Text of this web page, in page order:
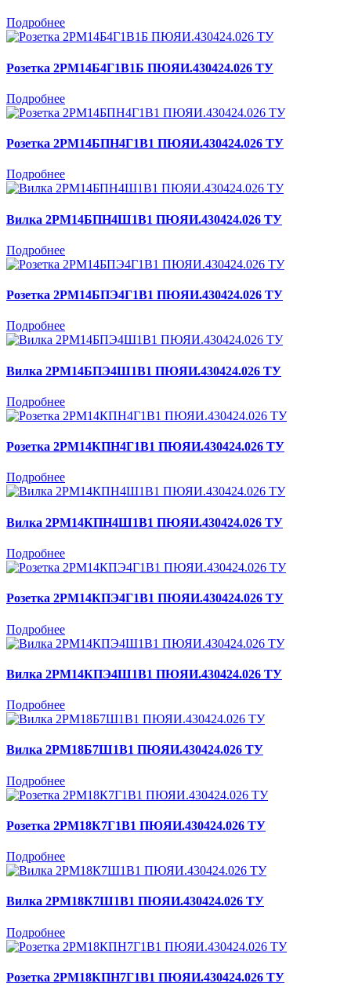
Подробнее
Розетка 2РМ14Б4Г1В1Б ПЮЯИ.430424.026 ТУ
Подробнее
Розетка 2РМ14БПН4Г1В1 ПЮЯИ.430424.026 ТУ
Подробнее
Вилка 2РМ14БПН4Ш1В1 ПЮЯИ.430424.026 ТУ
Подробнее
Розетка 2РМ14БПЭ4Г1В1 ПЮЯИ.430424.026 ТУ
Подробнее
Вилка 2РМ14БПЭ4Ш1В1 ПЮЯИ.430424.026 ТУ
Подробнее
Розетка 2РМ14КПН4Г1В1 ПЮЯИ.430424.026 ТУ
Подробнее
Вилка 2РМ14КПН4Ш1В1 ПЮЯИ.430424.026 ТУ
Подробнее
Розетка 2РМ14КПЭ4Г1В1 ПЮЯИ.430424.026 ТУ
Подробнее
Вилка 2РМ14КПЭ4Ш1В1 ПЮЯИ.430424.026 ТУ
Подробнее
Вилка 2РМ18Б7Ш1В1 ПЮЯИ.430424.026 ТУ
Подробнее
Розетка 2РМ18К7Г1В1 ПЮЯИ.430424.026 ТУ
Подробнее
Вилка 2РМ18К7Ш1В1 ПЮЯИ.430424.026 ТУ
Подробнее
Розетка 2РМ18КПН7Г1В1 ПЮЯИ.430424.026 ТУ